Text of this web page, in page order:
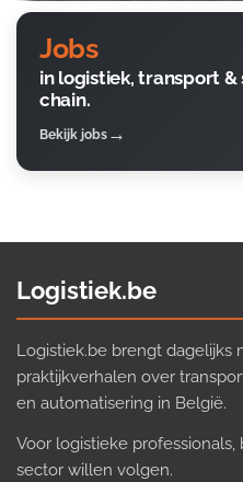
Jobs
in logistiek, transport &
chain.
Bekijk jobs
Logistiek.be
Logistiek.be brengt dagelijks
praktijkverhalen over
en automatisering in België.
Voor logistieke
sector willen volgen.